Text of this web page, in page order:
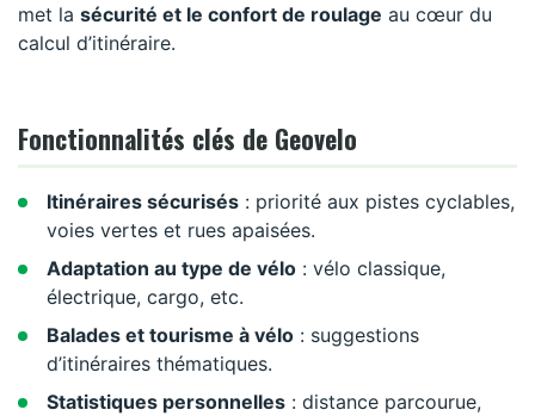
met la sécurité et le confort de roulage au cœur du
calcul d’itinéraire.
Fonctionnalités clés de Geovelo
Itinéraires sécurisés : priorité aux pistes cyclables,
voies vertes et rues apaisées.
Adaptation au type de vélo : vélo classique,
électrique, cargo, etc.
Balades et tourisme à vélo : suggestions
d’itinéraires thématiques.
Statistiques personnelles : distance parcourue,